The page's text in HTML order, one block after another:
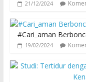
21/12/2024
#Cari_aman
19/02/2024